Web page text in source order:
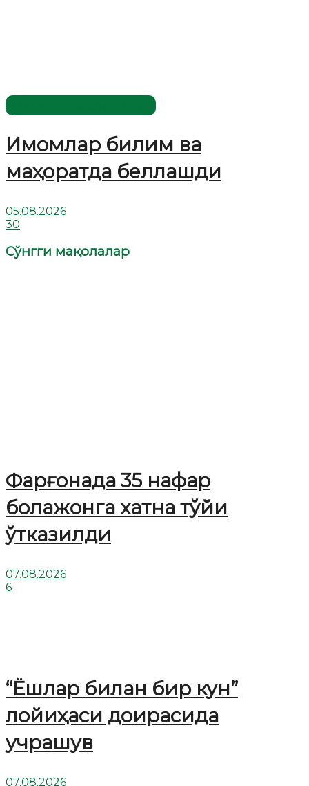
Имомлар билим ва
маҳоратда беллашди
05.08.2026
30
Сўнгги мақолалар
Фарғонада 35 нафар
болажонга хатна тўйи
ўтказилди
07.08.2026
6
“Ёшлар билан бир кун”
лойиҳаси доирасида
учрашув
07.08.2026